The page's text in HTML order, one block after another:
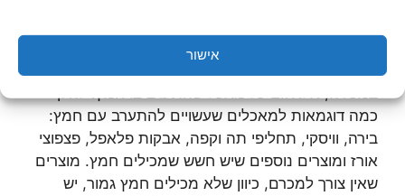
אישור
מוצרים שאינם חמץ גמור
עפ"י ההלכה היהודית, לא רק החמץ עצמו מתחייב
במכירה, אלא גם כל מאכל שהתערב בו חמץ. להלן
כמה דוגמאות למאכלים שעשויים להתערב עם חמץ:
בירה, וויסקי, תחליפי תה וקפה, אבקות פלאפל, פצפוצי
אורז ומוצרים נוספים שיש חשש שמכילים חמץ. מוצרים
שאין צורך למכרם, כיוון שלא מכילים חמץ גמור, יש